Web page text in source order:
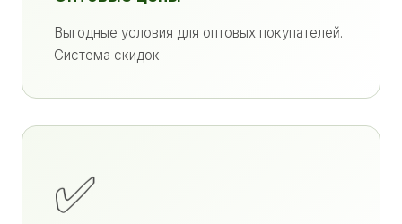
Выгодные условия для оптовых покупателей.
Система скидок
✅